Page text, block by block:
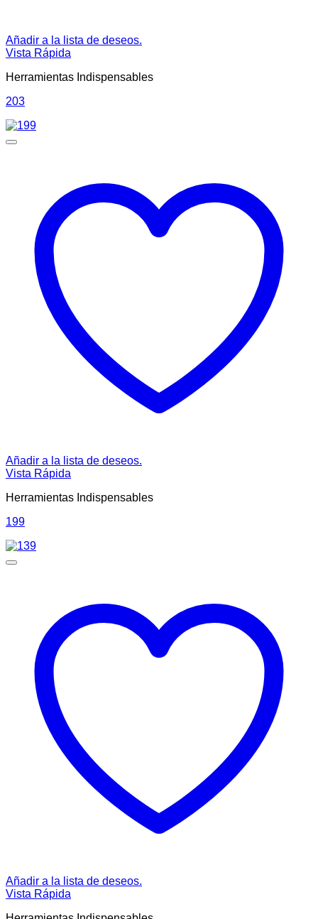
Añadir a la lista de deseos.
Vista Rápida
Herramientas Indispensables
203
Añadir a la lista de deseos.
Vista Rápida
Herramientas Indispensables
199
Añadir a la lista de deseos.
Vista Rápida